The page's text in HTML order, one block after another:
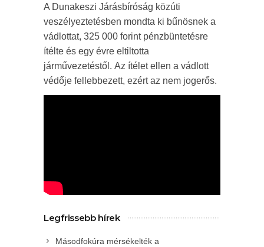
A Dunakeszi Járásbíróság közúti
veszélyeztetésben mondta ki bűnösnek a
vádlottat, 325 000 forint pénzbüntetésre
ítélte és egy évre eltiltotta
járművezetéstől. Az ítélet ellen a vádlott
védője fellebbezett, ezért az nem jogerős.
Legfrissebb hírek
Másodfokúra mérsékelték a